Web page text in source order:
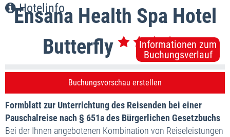
Hotelinfo
Ensana Health Spa Hotel
Butterfly
s
Informationen zum
Buchungsverlauf
Formblatt zur Unterrichtung des Reisenden bei einer
Pauschalreise nach § 651a des Bürgerlichen Gesetzbuchs
Bei der Ihnen angebotenen Kombination von Reiseleistungen